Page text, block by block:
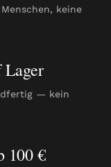
keine
Lager
— kein
100 €